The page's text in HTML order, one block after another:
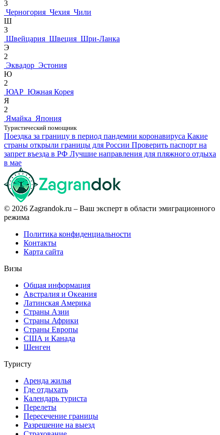
3
Черногория Чехия Чили
Ш
3
Швейцария Швеция Шри-Ланка
Э
2
Эквадор Эстония
Ю
2
ЮАР Южная Корея
Я
2
Ямайка Япония
Туристический помощник
Поездка за границу в период пандемии коронавируса Какие
страны открыли границы для России Проверить паспорт на
запрет въезда в РФ Лучшие направления для пляжного отдыха
в мае
© 2026 Zagrandok.ru – Ваш эксперт в области эмиграционного
режима
Политика конфиденциальности
Контакты
Карта сайта
Визы
Общая информация
Австралия и Океания
Латинская Америка
Страны Азии
Страны Африки
Страны Европы
США и Канада
Шенген
Туристу
Аренда жилья
Где отдыхать
Календарь туриста
Перелеты
Пересечение границы
Разрешение на выезд